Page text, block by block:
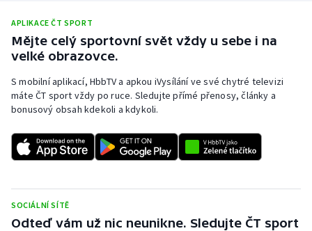
Rychlobruslení
Rychlostní kanoistika
Short track
Sportovní střelba
Triatlon
APLIKACE ČT SPORT
Mějte celý sportovní svět vždy u sebe i na
velké obrazovce.
S mobilní aplikací, HbbTV a apkou iVysílání ve své chytré televizi
máte ČT sport vždy po ruce. Sledujte přímé přenosy, články a
bonusový obsah kdekoli a kdykoli.
SOCIÁLNÍ SÍTĚ
Odteď vám už nic neunikne. Sledujte ČT sport